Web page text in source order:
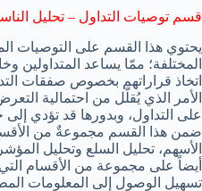
قسم توصيات التداول – تحليل
يحتوي هذا القسم على التوصيات
المختلفة؛ ممّا يساعد المتداولين
اتخاذ قراراتهم بخصوص صفقات
الأمر الذي يُقلّل من احتمالية
على التداول، وبدورها قد تؤدي
ضمن هذا القسم مجموعةٌ من
الأسهم، تحليل السلع وتحليل
أيضاً على مجموعة من الأقسام
تسهيل الوصول إلى المعلومات